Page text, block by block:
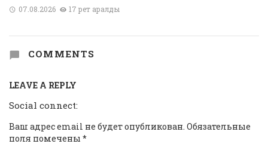
07.08.2026 17 рет қаралды
COMMENTS
LEAVE A REPLY
Social connect:
Ваш адрес email не будет опубликован. Обязательные
поля помечены *